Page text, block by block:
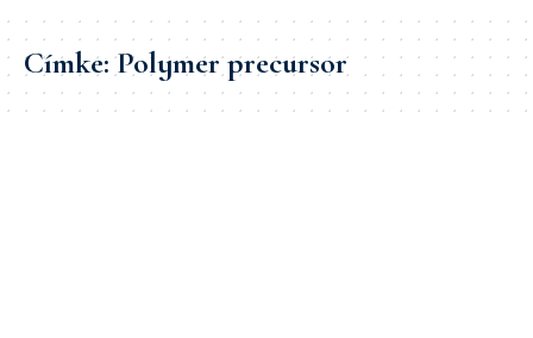
Címke:Polymer precursor